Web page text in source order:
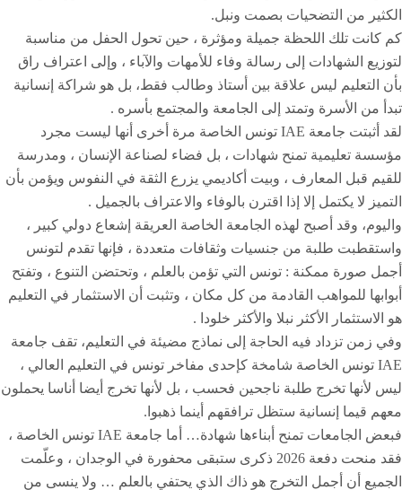
الكثير من التضحيات بصمت ونبل.
كم كانت تلك اللحظة جميلة ومؤثرة ، حين تحول الحفل من مناسبة
لتوزيع الشهادات إلى رسالة وفاء للأمهات والآباء ، وإلى اعتراف راق
بأن التعليم ليس علاقة بين أستاذ وطالب فقط، بل هو شراكة إنسانية
تبدأ من الأسرة وتمتد إلى الجامعة والمجتمع بأسره .
لقد أثبتت جامعة IAE تونس الخاصة مرة أخرى أنها ليست مجرد
مؤسسة تعليمية تمنح شهادات ، بل فضاء لصناعة الإنسان ، ومدرسة
للقيم قبل المعارف ، وبيت أكاديمي يزرع الثقة في النفوس ويؤمن بأن
التميز لا يكتمل إلا إذا اقترن بالوفاء والاعتراف بالجميل .
واليوم، وقد أصبح لهذه الجامعة الخاصة العريقة إشعاع دولي كبير ،
واستقطبت طلبة من جنسيات وثقافات متعددة ، فإنها تقدم لتونس
أجمل صورة ممكنة : تونس التي تؤمن بالعلم ، وتحتضن التنوع ، وتفتح
أبوابها للمواهب القادمة من كل مكان ، وتثبت أن الاستثمار في التعليم
هو الاستثمار الأكثر نبلا والأكثر خلودا .
وفي زمن تزداد فيه الحاجة إلى نماذج مضيئة في التعليم، تقف جامعة
IAE تونس الخاصة شامخة كإحدى مفاخر تونس في التعليم العالي ،
ليس لأنها تخرج طلبة ناجحين فحسب ، بل لأنها تخرج أيضا أناسا يحملون
معهم قيما إنسانية ستظل ترافقهم أينما ذهبوا.
فبعض الجامعات تمنح أبناءها شهادة… أما جامعة IAE تونس الخاصة ،
فقد منحت دفعة 2026 ذكرى ستبقى محفورة في الوجدان ، وعلّمت
الجميع أن أجمل التخرج هو ذاك الذي يحتفي بالعلم … ولا ينسى من